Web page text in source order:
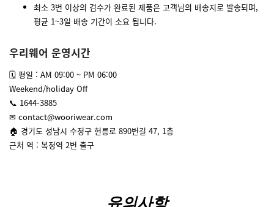
최소 3번 이상의 검수가 완료된 제품은 고객님의 배송지로 발송되며,
평균 1~3일 배송 기간이 소요 됩니다.
우리웨어 운영시간
🗓 평일 : AM 09:00 ~ PM 06:00
Weekend/holiday Off
📞 1644-3885
✉ contact@wooriwear.com
🏠 경기도 성남시 수정구 헌릉로 890번길 47, 1층
근처 역 : 복정역 2번 출구
유의사항